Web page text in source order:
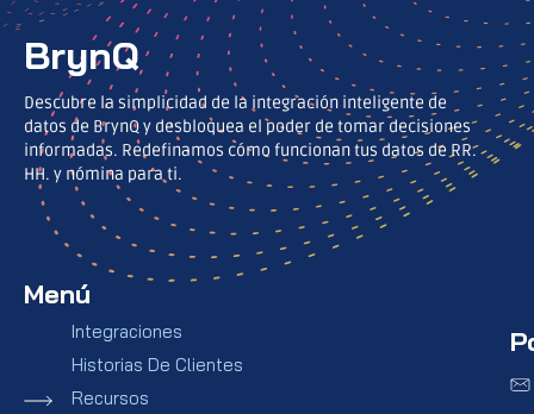
BrynQ
Descubre la simplicidad de la integración inteligente de
datos de BrynQ y desbloquea el poder de tomar decisiones
informadas. Redefinamos cómo funcionan tus datos de RR.
HH. y nómina para ti.
Menú
Integraciones
Historias De Clientes
Recursos